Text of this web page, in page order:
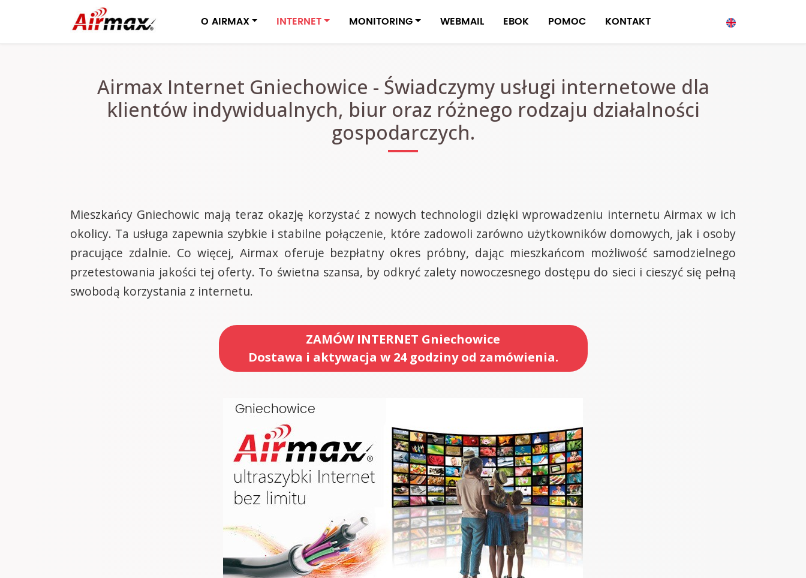
O AIRMAX INTERNET MONITORING WEBMAIL EBOK POMOC KONTAKT
Airmax Internet Gniechowice - Świadczymy usługi internetowe dla
klientów indywidualnych, biur oraz różnego rodzaju działalności
gospodarczych.
Mieszkańcy Gniechowic mają teraz okazję korzystać z nowych technologii dzięki wprowadzeniu internetu Airmax w ich
okolicy. Ta usługa zapewnia szybkie i stabilne połączenie, które zadowoli zarówno użytkowników domowych, jak i osoby
pracujące zdalnie. Co więcej, Airmax oferuje bezpłatny okres próbny, dając mieszkańcom możliwość samodzielnego
przetestowania jakości tej oferty. To świetna szansa, by odkryć zalety nowoczesnego dostępu do sieci i cieszyć się pełną
swobodą korzystania z internetu.
ZAMÓW INTERNET Gniechowice
Dostawa i aktywacja w 24 godziny od zamówienia.